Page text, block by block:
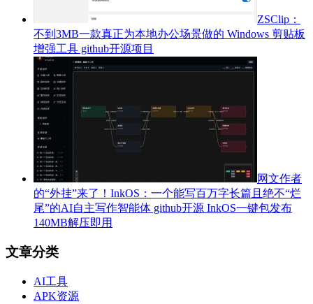
ZSClip：
不到3MB一款真正为本地办公场景做的 Windows 剪贴板
增强工具 github开源项目
网文作者
的“外挂”来了！InkOS：一个能写百万字长篇且绝不“烂
尾”的AI自主写作智能体 github开源 InkOS一键包发布
140MB解压即用
文章分类
AI工具
APK资源